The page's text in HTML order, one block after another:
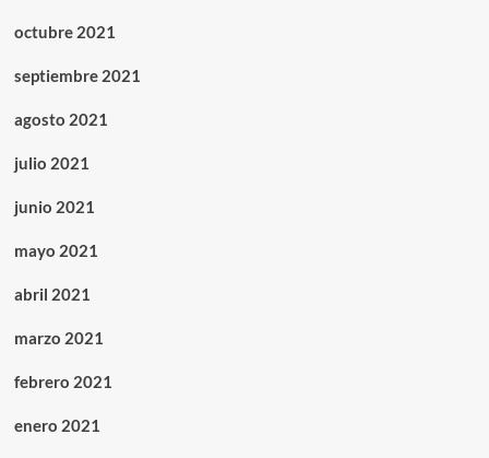
octubre 2021
septiembre 2021
agosto 2021
julio 2021
junio 2021
mayo 2021
abril 2021
marzo 2021
febrero 2021
enero 2021